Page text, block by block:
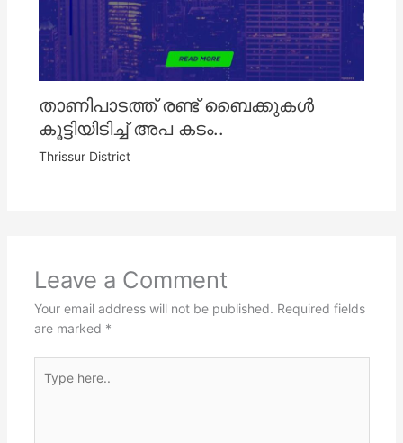
താണിപാടത്ത് രണ്ട് ബൈക്കുകൾ
കൂട്ടിയിടിച്ച് അപ കടം..
Thrissur District
Leave a Comment
Your email address will not be published. Required fields
are marked *
here..